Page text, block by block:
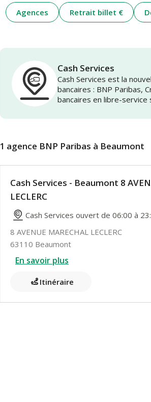
Agences Retrait billet €
Cash Services
Cash Services est la
bancaires : BNP Paribas,
bancaires en libre-service
1 agence BNP Paribas à Beaumont
Cash Services - Beaumont 8
LECLERC
Cash Services ouvert de 06:00 à
8 AVENUE MARECHAL LECLERC
63110 Beaumont
En savoir plus
Itinéraire